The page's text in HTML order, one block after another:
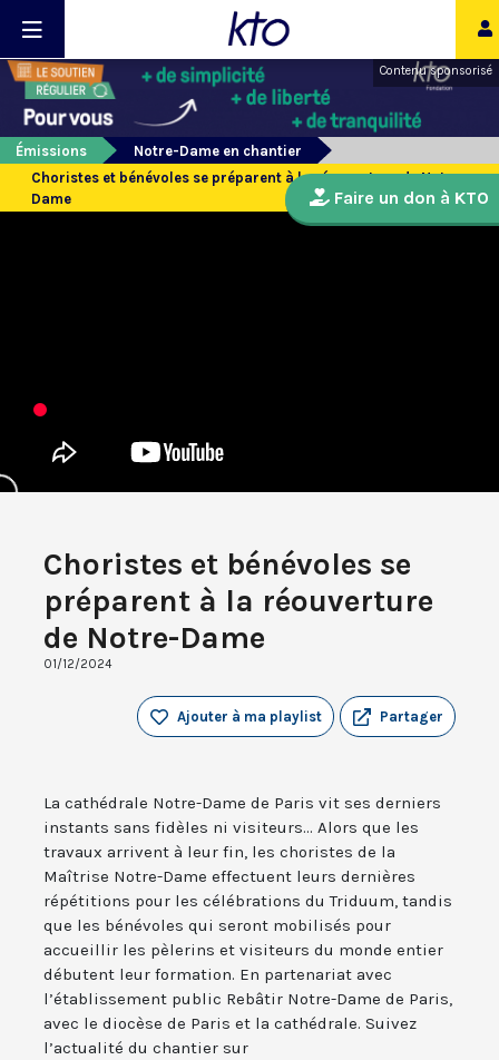
Contenu sponsorisé
Émissions
Notre-Dame en chantier
Choristes et bénévoles se préparent à la réouverture de Notre-
Dame
Choristes et bénévoles se
préparent à la réouverture
de Notre-Dame
01/12/2024
Partager
Ajouter à ma playlist
La cathédrale Notre-Dame de Paris vit ses derniers
instants sans fidèles ni visiteurs... Alors que les
travaux arrivent à leur fin, les choristes de la
Maîtrise Notre-Dame effectuent leurs dernières
répétitions pour les célébrations du Triduum, tandis
que les bénévoles qui seront mobilisés pour
accueillir les pèlerins et visiteurs du monde entier
débutent leur formation. En partenariat avec
l’établissement public Rebâtir Notre-Dame de Paris,
avec le diocèse de Paris et la cathédrale. Suivez
l’actualité du chantier sur
Faire un don à KTO